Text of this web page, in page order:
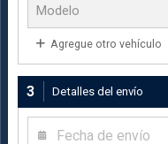
Agregue otro vehículo
3 Detalles del envío